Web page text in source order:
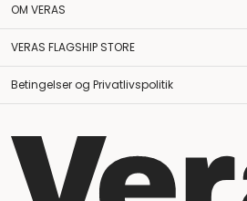
OM VERAS
VERAS FLAGSHIP STORE
Betingelser og Privatlivspolitik